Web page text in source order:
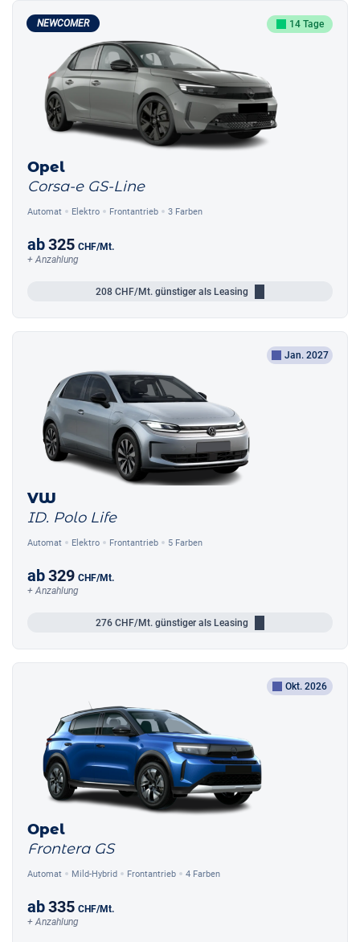
NEWCOMER 14 Tage
Opel
Corsa-e GS-Line
Automat Elektro Frontantrieb 3 Farben
ab325 CHF/Mt.
+ Anzahlung
208 CHF/Mt. günstiger als Leasing
Jan. 2027
VW
ID. Polo Life
Automat Elektro Frontantrieb 5 Farben
ab329 CHF/Mt.
+ Anzahlung
276 CHF/Mt. günstiger als Leasing
Okt. 2026
Opel
Frontera GS
Automat Mild-Hybrid Frontantrieb 4 Farben
ab335 CHF/Mt.
+ Anzahlung